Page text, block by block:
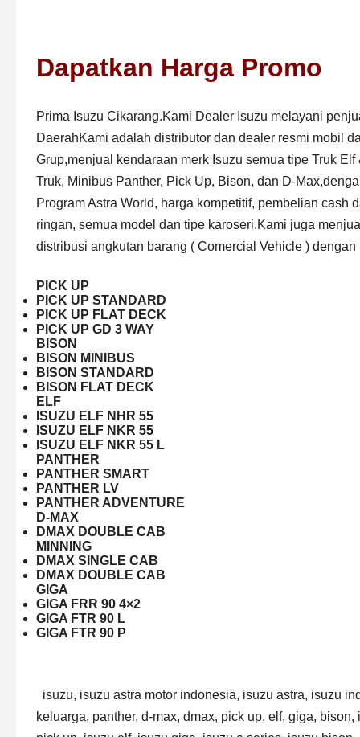
Dapatkan Harga Promo
Prima Isuzu Cikarang.Kami Dealer Isuzu melayani
DaerahKami adalah distributor dan dealer resmi mobil
Grup,menjual kendaraan merk Isuzu semua tipe Truk
Truk, Minibus Panther, Pick Up, Bison, dan D-
Program Astra World, harga kompetitif, pembelian cash
ringan, semua model dan tipe karoseri.Kami juga
distribusi angkutan barang ( Comercial Vehicle ) dengan
PICK UP
PICK UP STANDARD
PICK UP FLAT DECK
PICK UP GD 3 WAY
BISON
BISON MINIBUS
BISON STANDARD
BISON FLAT DECK
ELF
ISUZU ELF NHR 55
ISUZU ELF NKR 55
ISUZU ELF NKR 55 L
PANTHER
PANTHER SMART
PANTHER LV
PANTHER ADVENTURE
D-MAX
DMAX DOUBLE CAB
MINNING
DMAX SINGLE CAB
DMAX DOUBLE CAB
GIGA
GIGA FRR 90 4×2
GIGA FTR 90 L
GIGA FTR 90 P
isuzu, isuzu astra motor indonesia, isuzu astra, isuzu indonesia, mesin diesel, irit, truck, suv, mobil keluarga, panther, d-max, dmax, pick up, elf, giga, bison, isuzu panther, isuzu d-max, isuzu dmax, isuzu pick up, isuzu elf, isuzu giga, isuzu c-series, isuzu bison, PT. Prima Putra Adi Wahana Show Room Isuzu Cikarang - Prima Isuzu - Prima Cikarang - Isuzu Contact : Telp 021-89113535 Fax 021-89113636 website: www.makfut.web.id Melayani Penjualan : Jakarta Utara, Jakarta Pusat, Jakarta Barat, Jakarta Timur, Jakarta Selatan, Bekasi, Cibitung, Cikarang, Depok,Cibubur, Cileungsi Kami adalah distributor dan dealer resmi mobil dan truk Isuzu terbesar di Indonesia, Astra Grup, menjual kendaraan merk Isuzu semua tipe isuzu ELF, Isuzu GIGA/ Medium Truk, Minibus Panther, dan Isuzu Pick-up,daftar harga isuzu, dealer isuzu bekasi, Lokasi Penjualan Isuzu, daftar harga isuzu elf, daftar harga isuzu panther, daftar harga isuzu pick-up, daftar harga isuzu giga, daftar harga isuzu elf minibus, daftar harga jual panther, daftar harga mitsubishi, daftar harga hino, lokasi penjualan isuzu, lokasi penjualan isuzu elf, lokasi penjualan isuzu elf box, lokasi penjualan isuzu engkel,Kredit Mobil Proses Cepat, DP dan Cicilan Ringan, daftar harga isuzu 2013,Isuzu panther, Isuzu bekasi, Isuzu astra, Isuzu elf, Isuzu pick-up, Isuzu cabang bekasi, Isuzu murah, Isuzu isuzu smart panther, Isuzu lv-ff, Isuzu bison, Isuzu d-max, Isuzu d-max rodeo, Isuzu microbus, Isuzu dump truck, Isuzu box, Isuzu bak, Isuzu ambulance, Isuzu 4x4, Isuzu NHR-55, Isuzu smart ff, Isuzu LV-G, Isuzu LV-ff, Isuzu adventure, Isuzu tourin, Isuzu grand touring, Isuzu euro z, Isuzu pick-up - lc standard, Isuzu pick up - flat deck, Isuzu pick up - GD 3 way, Isuzu d-max single cabin, Isuzu d-max double cabin, Isuzu d-max rodeo LS-MT, Isuzu d-max rodeo LS-AT, Isuzu NHR- 55 cc, Isuzu NHR - 55 CO, Isuzu NKR - 55 cc, Isuzu NKR - 55 co lwb, Isuzu NKR - 55 L, Isuzu NKR - 71 HD, Isuzu NHR - 55 microbus, Isuzu NKR - 55 mircrobus, Isuzu KR 55 microbus, Isuzu bison standar, Isuzu bison , Isuzu bison bc standar, Isuzu FR 90 q, isuzu ftr 90 l, isuzu ftr 90 p, isuzu fvr 34 l, isuzu fvr 34 s, isuzu fvm 34 q, isuzu fvm 34 w, isuzu fvz 34 p, isuzu bak kayu, isuzu box alumunium, isuzu box besi, isuzu bak besi, isuzu loss bak, isuzu wing box, isuzu dump, tangki, pemadam,microbus, isuzu bekasi, isuzu commercial, isuzu diesel, astra isuzu, bulan promosi, isuzu SUV, isuzu molen, isuzu LCV, isuzu dump truck, isuzu giga, isuzu 6 roda, mobil truck terbaik mobil diesel, mobil paling bandel, mobil spare part murah, mobil isuzu baru, kredit mobil isuzu, kredit mobil astra, kredit pick-up, kredit truk, kredit mobil cepat, kredit Dp 0%, kredit angsuran murah, kredit mobil isuzu elf, kredit isuzu giga, kredit isuzu bison, karoseri isuzu, mobil paling irit, mobil passenger muatan banyak, truk logistik, transportasi, mobil astra international, mobil cicilan murah, mobil cepat, mobil solar, mobil diesel, mobil teririt, mobil terlaris, mobil perusahaan, mobil cargo, angkutan umum, muatan banyak, mobil paling kuat, mobil untuk angkutan umum, muatan banyak, mobil paling kuat, mobil untuk angkutan umum, karoseri, daftar harga mobil isuzu, mobil muatan 10 orang, mobil barang, mobil 6 ban, truk isuzu, mobil isuzu giga, mobil isuzu bison, isuzu GSO, mobil isuzu panther, mobil murah isuzu, mobil panther, mobi syarat kredit mobil isuzu, cicilan mobil, mobil pick-up, mobil isuzu astra bekasi, mobil isuzu baru, isuzu IAMI, mobil astra isuzu, mobil panther baru, mobil elf, mobil isuzu commercial, mobil isuzu smart panther mobil isuzu LV, mobil isuzu LS, mobil isuzu adventure, mobil isuzu touring, mobil isuzu grand touring, mobil isuzu pick-up, mobil isuzu pick-up flat deck, mobil isuzu single cabin, mobil isuzu double cabin, mobil isuzu d-max rodeo, mobil isuzu rodeo LS-AT, mobil elf NHR - 55 cc, mobil elf NHR - 55 co, mobil elf NKR - 55 cc, mobil elf NKR - 55 co, mobil elf microbus , mobil isuzu elf microbus, mobil isuzu bison, mobil pick-up new bison, mobil isuzu giga f-series, mobil isuzu f series, mobil iklan isuzu, mobil truk terbaik, mobil passengers isuzu, mobil isuzu truck, mobil untuk perusahaan logistik, mobil isuzu operational, mobil perawatan murah, mobil sparepart mudah dicari, jual isuzu, isuzu murah, kredit murah isuzu, kredit mobil murah isuzu, dealer resmi isuzu, tukar tambah isuzu, dp murah isuzu, bunga ringan isuzu, promo isuzu, paket murah isuzu, PT.ASTRA INTERNATIONAL ISUZU, obral isuzu, isuzu center, isuzu pusat, dealer isuzu, isuzu penjualan, isuzu penjualan terbesar, isuzu terbesar, isuzu truck, paket 0% isuzu, dp 0% isuzu, service isuzu, isuzu jakarta, sparepart isuzu, bengkel isuzu, kontak service isuzu, layanan 24 jam isuzu, service 24 jam isuzu, service berkala isuzu, bengkel berjalan isuzu, home service isuzu, booking service isuzu, angsuran murah, isuzu iims, isuzu lcv, isuzu cv, made in isuzu, brosur isuzu, gambar isuzu, spesifikasi isuzu, isuzu irit, isuzu, dump load isuzu, film isuzu, picture isuzu, kredit isuzu, dp sangat murah, ac duckting, ac single blower, ac double blower, ac free blower, ac mini roof, car carrier, derek, logistik, storing, double cabin, single cabin, logo isuzu, bus, angkutan umum, muatan banyak, tangki air, solar,minyak cargo, isuzu 4 ban, 6 ban, 10 ban, crane, gybrid, dimensi isuzu, isuzu standard, isuzu nps, head tractor, isuzu molen, suku cadang, tukar tambah, isuzu built-up, spesifikasi, gambar, picture, new, ready stock, daftar harga, price_list, aksesoris, karoseri, terbesar, teririt, terlengkap, proses cepat,